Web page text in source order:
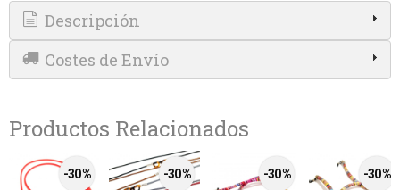
Descripción
Costes de Envío
Productos Relacionados
-30 % -30 % -30 % -30 %